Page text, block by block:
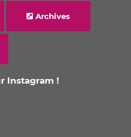
Archives
Instagram !